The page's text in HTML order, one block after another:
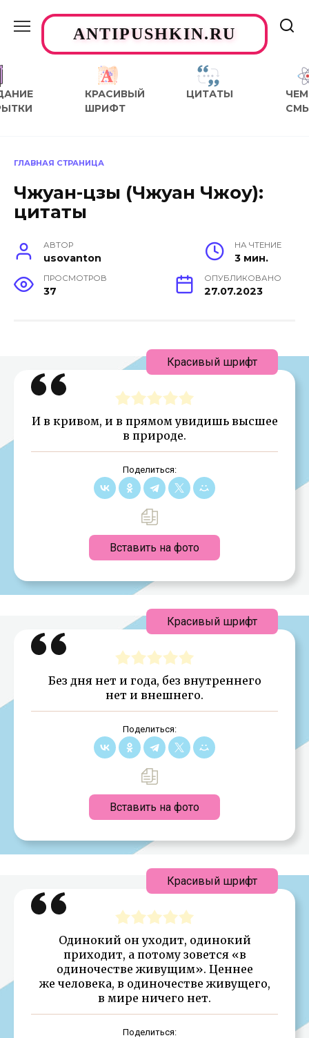
содержаниюANTIPUSHKIN.RU
КРАСИВЫЙ
ШРИФТ
ЦИТАТЫ
ЧЕМ
ГЛАВНАЯ СТРАНИЦА
Чжуан-цзы (Чжуан Чжоу):
цитаты
АВТОР
usovanton
НА ЧТЕНИЕ
3 мин.
ПРОСМОТРОВ
37
ОПУБЛИКОВАНО
27.07.2023
И в кривом, и в прямом увидишь высшее
в природе.
Поделиться:
Вставить на фото
Красивый шрифт
Без дня нет и года, без внутреннего
нет и внешнего.
Поделиться:
Вставить на фото
Красивый шрифт
Одинокий он уходит, одинокий
приходит, а потому зовется «в
одиночестве живущим». Ценнее
же человека, в одиночестве живущего,
в мире ничего нет.
Поделиться:
Красивый шрифт